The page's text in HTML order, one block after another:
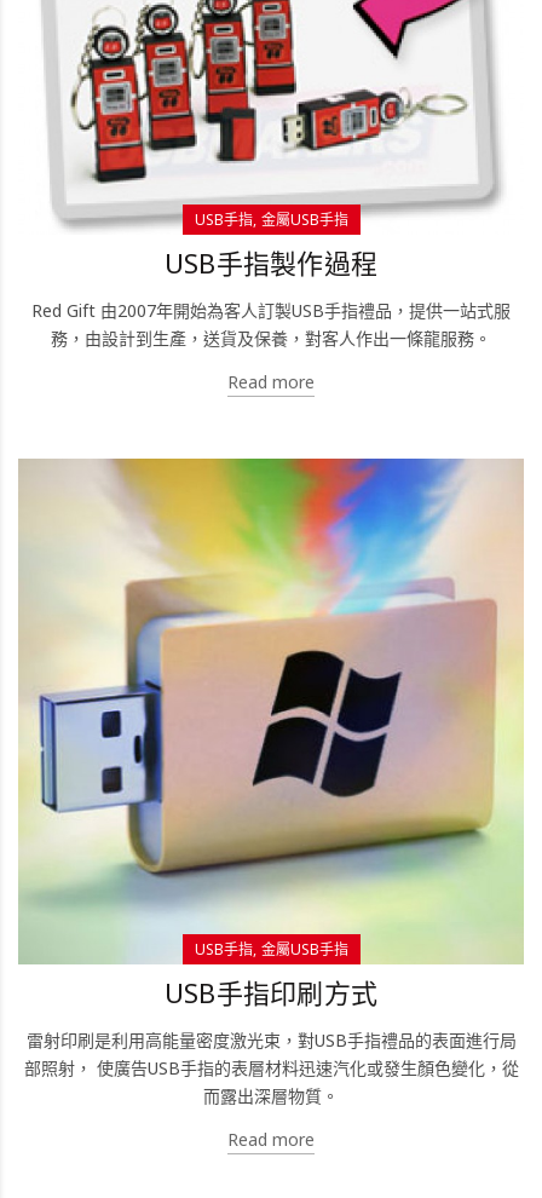
USB手指 金屬USB手指
USB手指製作過程
Red Gift 由2007年開始為客人訂製USB手指禮品，提供一站式服
務，由設計到生產，送貨及保養，對客人作出一條龍服務。
Read more
USB手指 金屬USB手指
USB手指印刷方式
雷射印刷是利用高能量密度激光束，對USB手指禮品的表面進行局
部照射， 使廣告USB手指的表層材料迅速汽化或發生顏色變化，從
而露出深層物質。
Read more